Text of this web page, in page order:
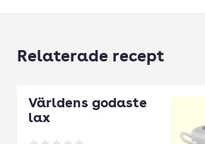
Relaterade recept
Världens godaste
lax